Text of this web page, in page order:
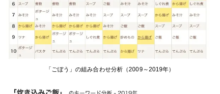
「ごぼう」の組み合わせ分析（2009～2019年）